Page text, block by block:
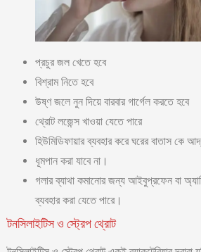
প্রচুর জল খেতে হবে
বিশ্রাম নিতে হবে
উষ্ণ জলে নুন দিয়ে বারবার গার্গেল করতে হবে
থ্রোট লজেন্স খাওয়া যেতে পারে
হিউমিডিফায়ার ব্যবহার করে ঘরের বাতাস কে
ধূমপান করা যাবে না।
গলার ব্যাথা কমানোর জন্য আইবুপ্রফেন বা
ব্যবহার করা যেতে পারে।
টনসিলাইটিস ও স্ট্রেপ থ্রোট